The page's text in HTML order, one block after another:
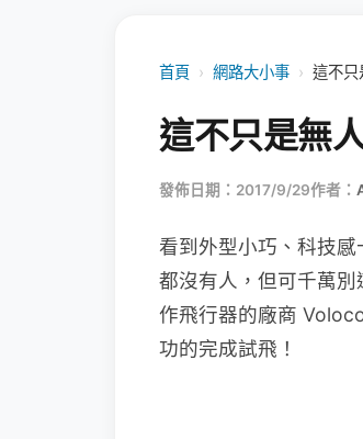
首頁 › 網路大小事 › 這不只
這不只是無
發佈日期：2017/9/29作者：
看到外型小巧、科技
都沒有人，但可千萬
作飛行器的廠商
功的完成試飛！